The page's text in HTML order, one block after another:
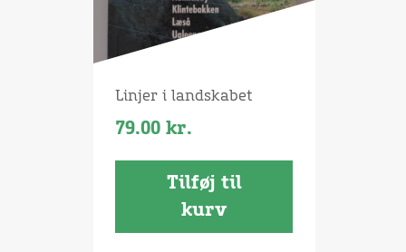
Linjer i landskabet
79.00 kr.
Tilføj til
kurv